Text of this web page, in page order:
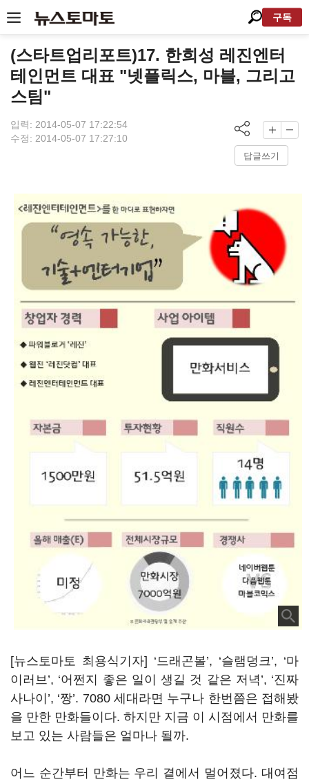
구독
(스타트업리포트)17. 한희성 레진엔터
테인먼트 대표 "넷플릭스, 마블, 그리고
스팀"
입력: 2014-05-07 17:22:54
수정: 2014-05-07 17:27:10
답글쓰기
[뉴스토마토 최용식기자] ‘드래곤볼’, ‘슬램덩크’, ‘마
이러브’, ‘어쩐지 좋은 일이 생길 것 같은 저녁’, ‘진짜
사나이’, ‘짱’. 7080 세대라면 누구나 한번쯤은 접해봤
을 만한 만화들이다. 하지만 지금 이 시점에서 만화를
보고 있는 사람들은 얼마나 될까.
어느 순간부터 만화는 우리 곁에서 멀어졌다. 대여점